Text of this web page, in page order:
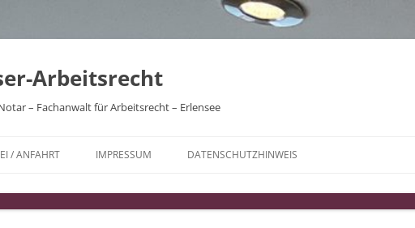
Arbeitsrecht
– Fachanwalt für Arbeitsrecht – Erlensee
/ ANFAHRT IMPRESSUM DATENSCHUTZHINWEIS